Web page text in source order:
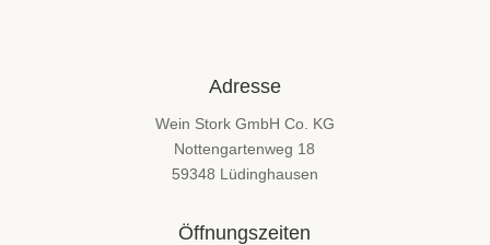
Adresse
Wein Stork GmbH Co. KG
Nottengartenweg 18
59348 Lüdinghausen
Öffnungszeiten